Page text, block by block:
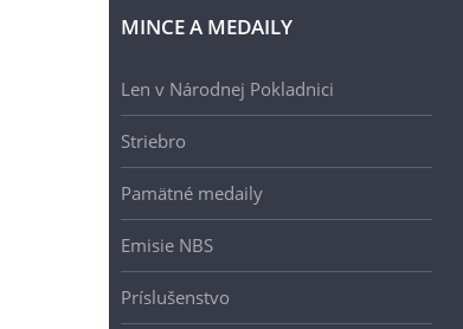
MINCE A MEDAILY
Len v Národnej Pokladnici
Striebro
Pamätné medaily
Emisie NBS
Príslušenstvo